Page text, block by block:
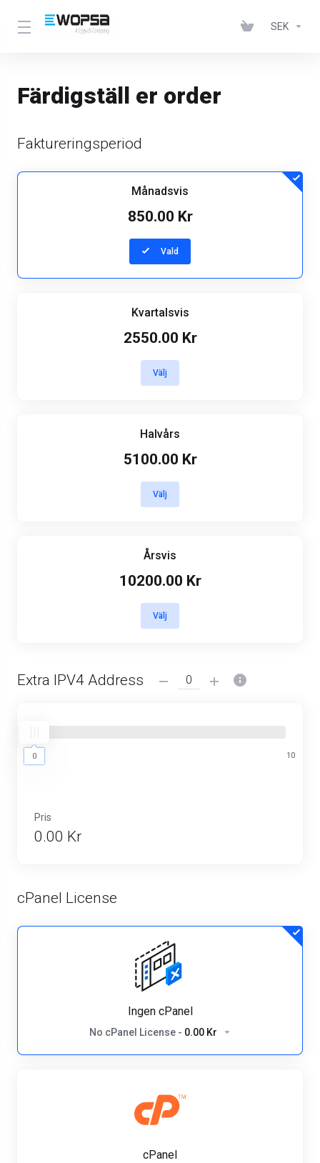
SEK
Färdigställ er order
Faktureringsperiod
Månadsvis
850.00 Kr
Vald
Kvartalsvis
2550.00 Kr
Välj
Halvårs
5100.00 Kr
Välj
Årsvis
10200.00 Kr
Välj
Extra IPV4 Address
0 10
Pris
0.00 Kr
cPanel License
Ingen cPanel
No cPanel License - 0.00 Kr
cPanel